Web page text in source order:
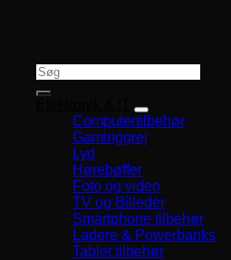
Søg
Computertilbehør
Gaminggrej
Lyd
Hørebøffer
Foto og video
TV og Billeder
Smartphone tilbehør
Ladere & Powerbanks
Tablet tilbehør